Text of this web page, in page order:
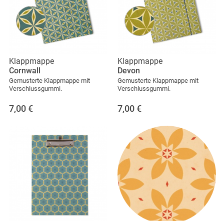
Klappmappe
Cornwall
Gemusterte Klappmappe mit
Verschlussgummi.
7,00 €
Klappmappe
Devon
Gemusterte Klappmappe mit
Verschlussgummi.
7,00 €